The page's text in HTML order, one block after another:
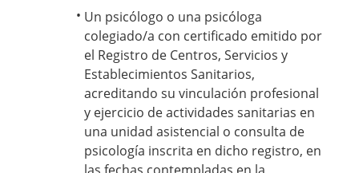
Un psicólogo o una psicóloga
colegiado/a con certificado emitido por
el Registro de Centros, Servicios y
Establecimientos Sanitarios,
acreditando su vinculación profesional
y ejercicio de actividades sanitarias en
una unidad asistencial o consulta de
psicología inscrita en dicho registro, en